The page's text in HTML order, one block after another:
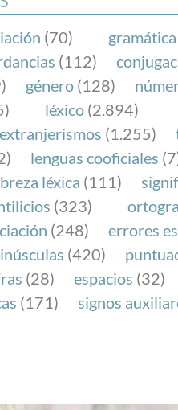
patrocinada por la
cuyo objetivo es
en los medios de
(70) gramática
(112)
género (128)
léxico (2.894)
extranjerismos (1.255)
lenguas cooficiales
léxica (111)
(323)
(248)
errores
(420)
(28) espacios (32)
(171)
signos